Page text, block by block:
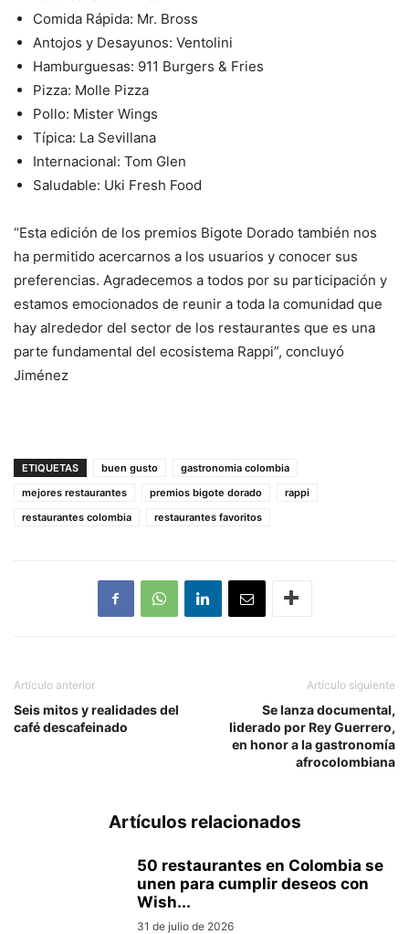
Comida Rápida: Mr. Bross
Antojos y Desayunos: Ventolini
Hamburguesas: 911 Burgers & Fries
Pizza: Molle Pizza
Pollo: Mister Wings
Típica: La Sevillana
Internacional: Tom Glen
Saludable: Uki Fresh Food
“Esta edición de los premios Bigote Dorado también nos
ha permitido acercarnos a los usuarios y conocer sus
preferencias. Agradecemos a todos por su participación y
estamos emocionados de reunir a toda la comunidad que
hay alrededor del sector de los restaurantes que es una
parte fundamental del ecosistema Rappi”, concluyó
Jiménez
ETIQUETAS buen gusto
gastronomia colombia
mejores restaurantes
premios bigote dorado
rappi
restaurantes colombia
restaurantes favoritos
Artículo anterior
Seis mitos y realidades del
café descafeinado
Artículo siguiente
Se lanza documental,
liderado por Rey Guerrero,
en honor a la gastronomía
afrocolombiana
Artículos relacionados
50 restaurantes en Colombia se
unen para cumplir deseos con
Wish...
31 de julio de 2026